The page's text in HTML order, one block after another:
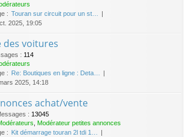
: Touran sur circuit pour un st…
2025, 19:05
des voitures
: 114
:
Re: Boutiques en ligne : Deta…
mars 2025, 14:18
achat/vente
: 13045
Modérateur petites annonces
:
Kit démarrage touran 2l tdi 1…